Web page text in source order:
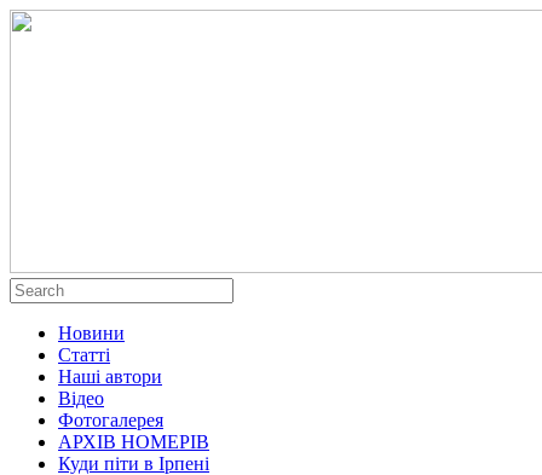
Новини
Статті
Наші автори
Відео
Фотогалерея
АРХІВ НОМЕРІВ
Куди піти в Ірпені